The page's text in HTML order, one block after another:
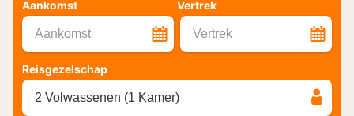
Aankomst Vertrek
Aankomst Vertrek
Reisgezelschap
2 Volwassenen (1 Kamer)